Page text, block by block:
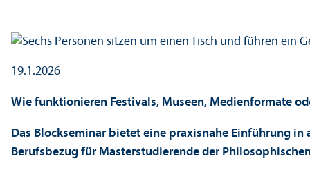
19.1.2026
Wie funktionieren Festivals, Museen, Medienformate
Das Blockseminar bietet eine praxisnahe Einführung
Berufsbezug für Master­studierende der